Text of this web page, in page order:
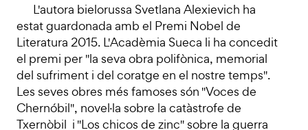
L'autora bielorussa Svetlana Alexievich ha
estat guardonada amb el Premi Nobel de
Literatura 2015. L'Acadèmia Sueca li ha concedit
el premi per "la seva obra polifònica, memorial
del sufriment i del coratge en el nostre temps".
Les seves obres més famoses són "Voces de
Chernóbil", novel·la sobre la catàstrofe de
Txernòbil i "Los chicos de zinc" sobre la guerra